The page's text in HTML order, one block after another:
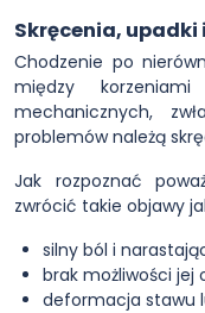
Skręcenia, upadki
Chodzenie po
między
mechanicznych,
problemów należą
Jak rozpoznać
zwrócić takie objawy
silny ból i
brak możliwości jej
deformacja stawu